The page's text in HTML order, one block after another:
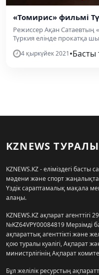
«Томирис» фильмі
Режиссер Ақан Сатаевтың
Түркия елінде прокатқа
4 қыркүйек 2021•
KZNEWS ТУРАЛЫ
KZNEWS.KZ - еліміздегі басты
мәдени және спорт
Үздік сараптамалық мақала
алаңы.
KZNEWS.KZ ақпарат агенттігі
№KZ64VPY00084819 Мерзімді
ақпараттық агенттікті және
қою туралы куәлігі, Ақпарат
министрлігінің Ақпарат
Бұл желілік ресурстың